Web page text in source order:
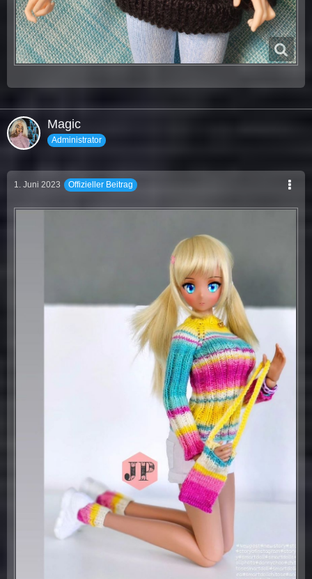
Magic
Administrator
1. Juni 2023 Offizieller Beitrag